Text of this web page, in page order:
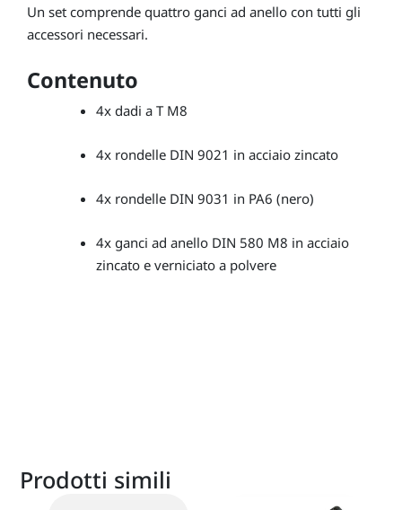
Un set comprende quattro ganci ad anello con tutti gli
accessori necessari.
Contenuto
4x dadi a T M8
4x rondelle DIN 9021 in acciaio zincato
4x rondelle DIN 9031 in PA6 (nero)
4x ganci ad anello DIN 580 M8 in acciaio
zincato e verniciato a polvere
Prodotti simili